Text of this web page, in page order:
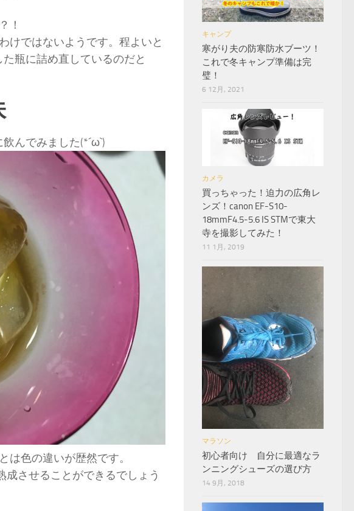
！
けではないようです。程よいと
瓶に詰め直しているのだと
んでみました(*´ω`)
は色の違いが歴然です。
成させることができるでしょう
キャンプ
寒がり夫の防寒防水ブーツ！
これで冬キャンプ準備は完
璧！
6 12月, 2021
カメラ
買っちゃった！迫力の広角レ
ンズ！canon EF-S10-
18mmF4.5-5.6 IS STMで東大
寺を撮影してみた！
11 1月, 2019
マラソン
初心者向け 自分に最適なラ
ンニングシューズの選び方
14 9月, 2018